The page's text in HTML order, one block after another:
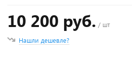
10 200 руб. / шт
Нашли дешевле?